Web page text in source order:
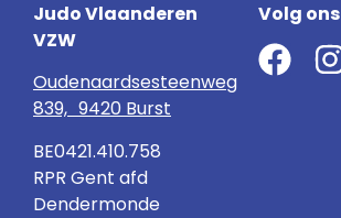
Judo Vlaanderen
VZW
Oudenaardsesteenweg
839, 9420 Burst
BE0421.410.758
RPR Gent afd
Dendermonde
Volg ons